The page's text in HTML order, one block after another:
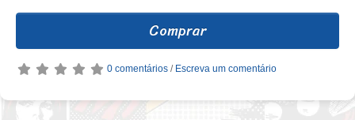
Comprar
0 comentários / Escreva um comentário